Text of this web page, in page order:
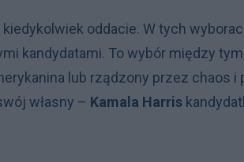
kiedykolwiek oddacie. W tych
kandydatami. To wybór między
lub rządzony przez chaos i
własny – Kamala Harris